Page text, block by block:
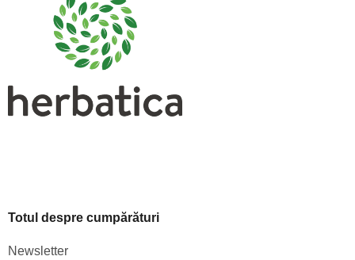
Totul despre cumpărături
Newsletter